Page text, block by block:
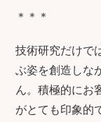
＊＊＊
技術研究だけで
ぶ姿を創造しな
ん。積極的にお
がとても印象的